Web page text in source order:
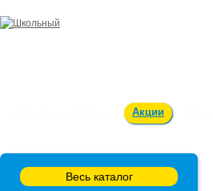
Акции
Весь каталог